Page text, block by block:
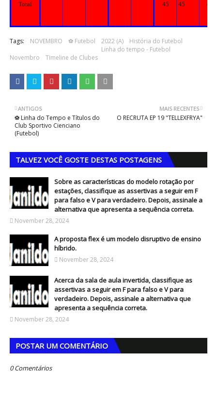
Total 45 45 45
Tags: NOVEMBRO ⚽ Futebol 2022 (A)
História do Futebol
Linha do tempo - Futebol
Novembro
Timeline de Clubes
MAIS RECENTES
O RECRUTA EP 19 "TELLEXFRYA"
ANTIGOS
⚽ Linha do Tempo e Títulos do
Club Sportivo Cienciano
(Futebol)
TALVEZ VOCÊ GOSTE DESTAS POSTAGENS
Sobre as características do modelo rotação por
estações, classifique as assertivas a seguir em F
para falso e V para verdadeiro. Depois, assinale a
alternativa que apresenta a sequência correta.
November 28, 2024
A proposta flex é um modelo disruptivo de ensino
híbrido.
November 28, 2024
Acerca da sala de aula invertida, classifique as
assertivas a seguir em F para falso e V para
verdadeiro. Depois, assinale a alternativa que
apresenta a sequência correta.
November 28, 2024
POSTAR UM COMENTÁRIO
0 Comentários